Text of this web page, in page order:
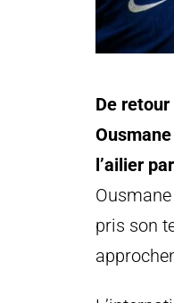
De
l’ailier
pris son